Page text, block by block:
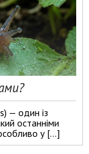
— один із
останніми
у […]